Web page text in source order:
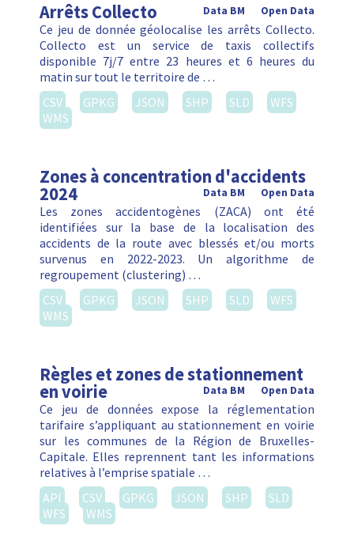
Arrêts Collecto Open Data
Data BM
Ce jeu de donnée géolocalise les arrêts Collecto.
Collecto est un service de taxis collectifs
disponible 7j/7 entre 23 heures et 6 heures du
matin sur tout le territoire de …
CSV
GPKG JSON SHP SLD
WFS
WMS
Zones à concentration d'accidents
2024 Open Data
Data BM
Les zones accidentogènes (ZACA) ont été
identifiées sur la base de la localisation des
accidents de la route avec blessés et/ou morts
survenus en 2022-2023. Un algorithme de
regroupement (clustering) …
CSV
GPKG JSON SHP SLD
WFS
WMS
Règles et zones de stationnement
en voirie Open Data
Data BM
Ce jeu de données expose la réglementation
tarifaire s’appliquant au stationnement en voirie
sur les communes de la Région de Bruxelles-
Capitale. Elles reprennent tant les informations
relatives à l’emprise spatiale …
API
CSV GPKG JSON SHP
SLD
WFS
WMS